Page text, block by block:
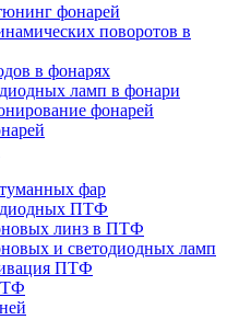
фонарей
поворотов в
в фонарях
ламп в фонари
фонарей
фар
ПТФ
линз в ПТФ
и светодиодных ламп
ПТФ